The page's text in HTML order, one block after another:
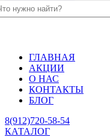
ГЛАВНАЯ
АКЦИИ
О НАС
КОНТАКТЫ
БЛОГ
8(912)720-58-54
КАТАЛОГ